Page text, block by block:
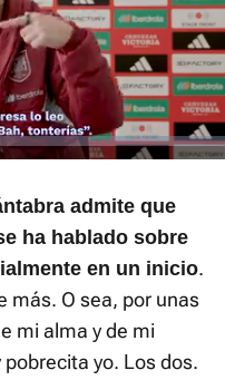
puedes
de control
admite que
ha hablado sobre
en un inicio.
más. O sea, por unas
mi alma y de mi
yo. Los dos.